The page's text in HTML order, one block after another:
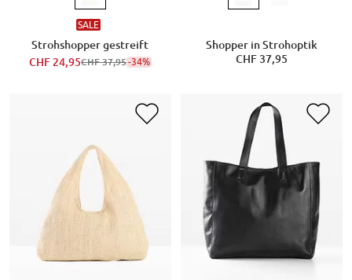
SALE
Strohshopper gestreift
CHF 24,95CHF 37,95-34%
Shopper in Strohoptik
CHF 37,95